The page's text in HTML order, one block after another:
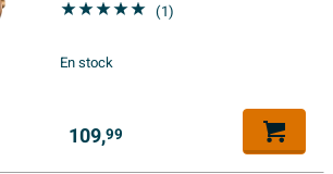
(1)
En stock
109,99